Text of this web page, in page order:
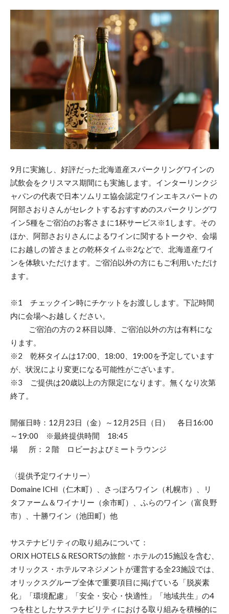
9月に実施し、好評だった北海道産スパークリングワインの
試飲会をクリスマス期間にも実施します。インターリンクジ
ャパンの代表で日本ソムリエ協会認定ワインエキスパートの
阿部さおりさんがセレクトするおすすめのスパークリングワ
イン5種をご宿泊のお客さまに1杯サービス※1します。その
ほか、阿部さおりさんによるワインに関するトークや、会場
にお越しの皆さまとの乾杯タイム※2などで、北海道産ワイ
ンを体験いただけます。ご宿泊以外の方にもご利用いただけ
ます。
※1 チェックイン時にチケットをお渡しします。下記時間
内に会場へお越しください。
ご宿泊の方の２杯目以降、ご宿泊以外の方は有料にな
ります。
※2 乾杯タイムは17:00、18:00、19:00を予定しています
が、状況により変更になる可能性がございます。
※3 ご提供は20歳以上の方限定になります。無くなり次第
終了。
開催日時：12月23日（金）～12月25日（日） 各日16:00
～19:00 ※最終提供時間 18:45
場 所：２階 ロビーおよびミートラウンジ
〈提供予定ワイナリー〉
Domaine ICHI（仁木町）、さっぽろワイン（札幌市）、リ
タファーム＆ワイナリー（余市町）、ふらのワイン（富良野
市）、十勝ワイン（池田町）他
サステナビリティの取り組みについて：
ORIX HOTELS & RESORTSの旅館・ホテルの15施設を含む、
オリックス・ホテルマネジメントが運営する全23施設では、
オリックスグループ全体で重要項目に掲げている「脱炭素
化」「環境配慮」「安全・安心・快適性」「地域共生」の4
つを柱としたサステナビリティにおける取り組みを積極的に